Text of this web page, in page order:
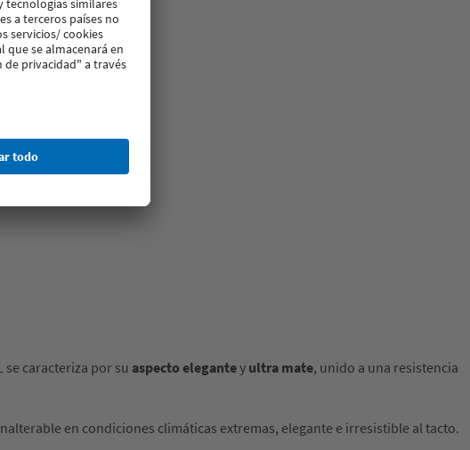
se caracteriza por su aspecto elegantey ultra mate, unido a una resistencia
en condiciones climáticas extremas, elegante e irresistible al tacto.